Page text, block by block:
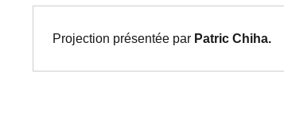
Projection présentée par Patric Chiha.